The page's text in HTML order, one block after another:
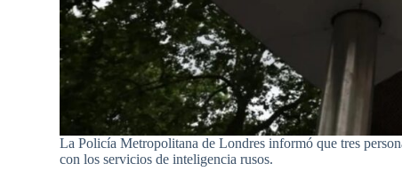
La Policía Metropolitana de Londres informó que tres
con los servicios de inteligencia rusos.